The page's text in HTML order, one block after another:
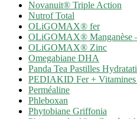
Novanuit® Triple Action
Nutrof Total
OLiGOMAX® fer
OLiGOMAX® Manganèse
OLiGOMAX® Zinc
Omegabiane DHA
Panda Tea Pastilles
PEDIAKID Fer +
Perméaline
Phleboxan
Phytobiane Griffonia